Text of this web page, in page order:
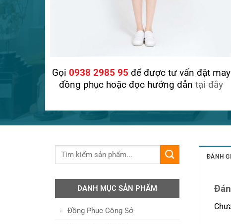
Gọi 0938 2985 95 để được tư vấn đặt may
đồng phục hoặc đọc hướng dẫn tại đây
DANH MỤC SẢN PHẨM
Đồng Phục Công Sở
ĐÁNH